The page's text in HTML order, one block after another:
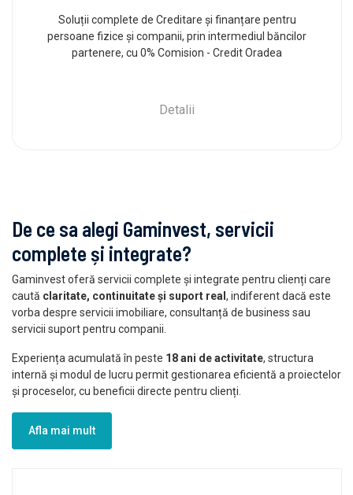
Soluții complete de Creditare și finanțare pentru
persoane fizice și companii, prin intermediul băncilor
partenere, cu 0% Comision - Credit Oradea
Detalii
De ce sa alegi Gaminvest, servicii
complete și integrate?
Gaminvest oferă servicii complete și integrate pentru clienți care
caută claritate, continuitate și suport real , indiferent dacă este
vorba despre servicii imobiliare, consultanță de business sau
servicii suport pentru companii.
Experiența acumulată în peste 18 ani de activitate, structura
internă și modul de lucru permit gestionarea eficientă a proiectelor
și proceselor, cu beneficii directe pentru clienți.
Afla mai mult